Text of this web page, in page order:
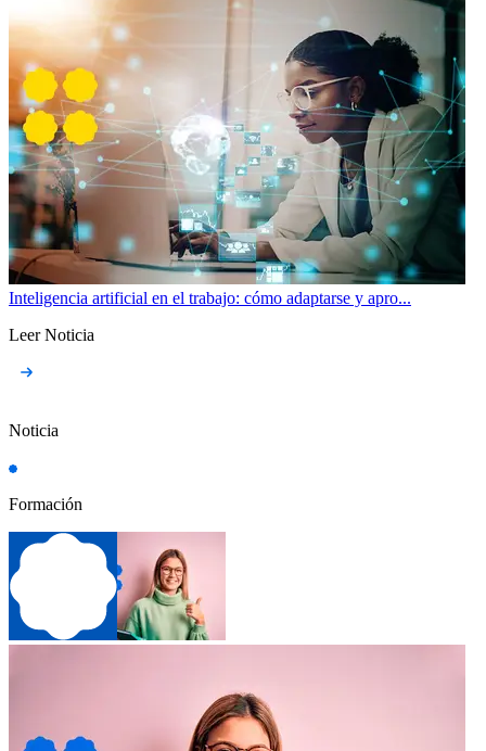
Inteligencia artificial en el trabajo: cómo adaptarse y apro...
Leer Noticia
Noticia
Formación